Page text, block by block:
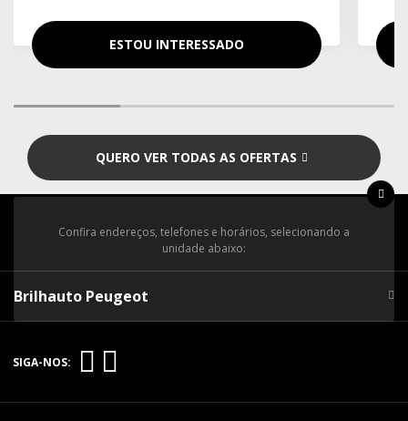
ESTOU INTERESSADO
QUERO VER TODAS AS OFERTAS
Confira endereços, telefones e horários, selecionando a
unidade abaixo:
Brilhauto Peugeot
SIGA-NOS: